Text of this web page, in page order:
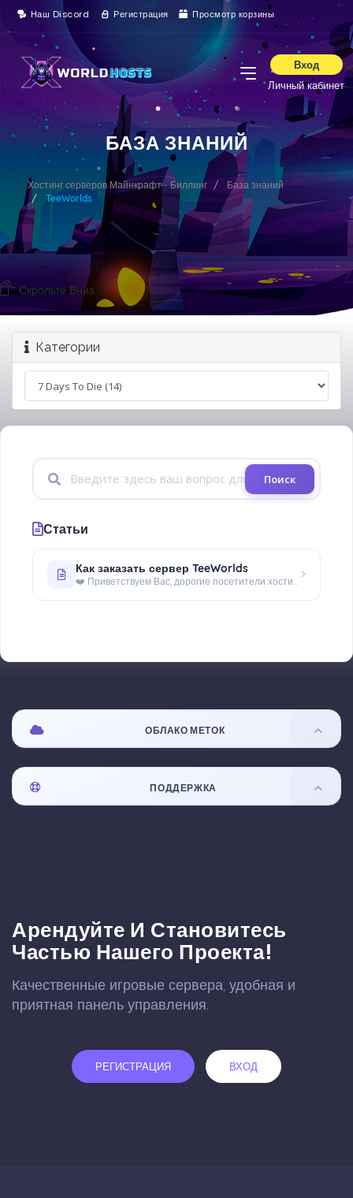
Наш Discord Регистрация Просмотр корзины
Вход
Личный кабинет
БАЗА ЗНАНИЙ
Хостинг серверов Майнкрафт - Биллинг
База знаний
TeeWorlds
Скрольте Вниз
Категории
Поиск
Статьи
Как заказать сервер TeeWorlds
❤️ Приветствуем Вас, дорогие посетители хостинга - WorldHosts.FUN! В этой статье изложена подробная информация о том,...
ОБЛАКО МЕТОК
ПОДДЕРЖКА
Арендуйте И Становитесь
Частью Нашего Проекта!
Качественные игровые сервера, удобная и
приятная панель управления.
РЕГИСТРАЦИЯ ВХОД